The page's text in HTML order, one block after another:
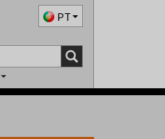
PT